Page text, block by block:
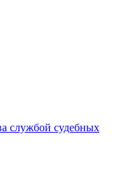
службой судебных